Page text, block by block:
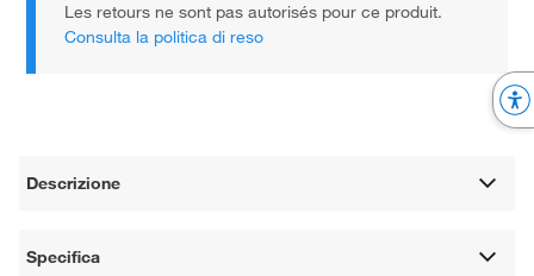
Les retours ne sont pas autorisés pour ce produit.
Consulta la politica di reso
Descrizione
Specifica